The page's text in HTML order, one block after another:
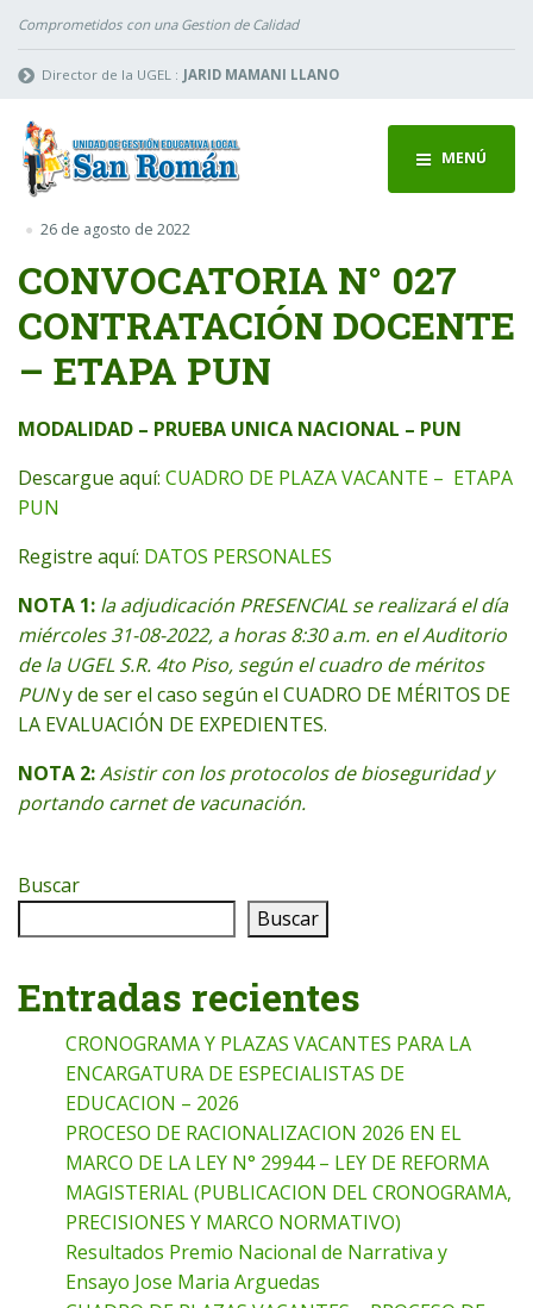
Comprometidos con una Gestion de Calidad
Director de la UGEL : JARID MAMANI LLANO
MENÚ
26 de agosto de 2022
CONVOCATORIA N° 027
CONTRATACIÓN DOCENTE
– ETAPA PUN
MODALIDAD – PRUEBA UNICA NACIONAL – PUN
Descargue aquí: CUADRO DE PLAZA VACANTE – ETAPA
PUN
Registre aquí: DATOS PERSONALES
NOTA 1: la adjudicación PRESENCIAL se realizará el día
miércoles 31-08-2022, a horas 8:30 a.m. en el Auditorio
de la UGEL S.R. 4to Piso, según el cuadro de méritos
PUNy de ser el caso según el CUADRO DE MÉRITOS DE
LA EVALUACIÓN DE EXPEDIENTES.
NOTA 2:Asistir con los protocolos de bioseguridad y
portando carnet de vacunación.
Buscar
Buscar
Entradas recientes
CRONOGRAMA Y PLAZAS VACANTES PARA LA
ENCARGATURA DE ESPECIALISTAS DE
EDUCACION – 2026
PROCESO DE RACIONALIZACION 2026 EN EL
MARCO DE LA LEY N° 29944 – LEY DE REFORMA
MAGISTERIAL (PUBLICACION DEL CRONOGRAMA,
PRECISIONES Y MARCO NORMATIVO)
Resultados Premio Nacional de Narrativa y
Ensayo Jose Maria Arguedas